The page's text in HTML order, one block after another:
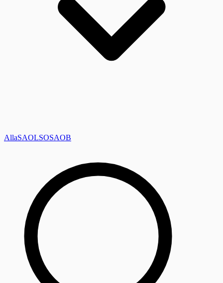
AllaSAOLSOSAOB